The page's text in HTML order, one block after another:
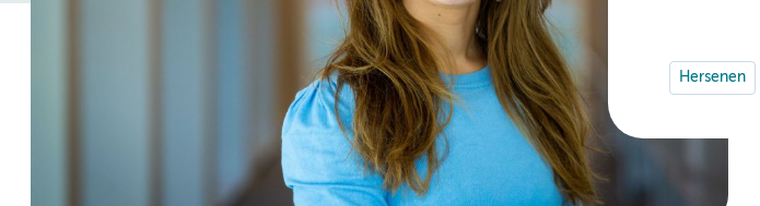
Hersenen